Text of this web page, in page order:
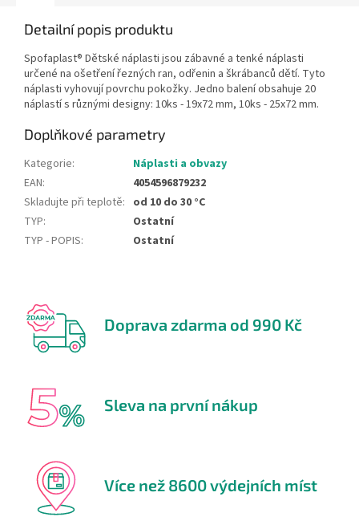
Detailní popis produktu
Spofaplast® Dětské náplasti jsou zábavné a tenké náplasti
určené na ošetření řezných ran, odřenin a škrábanců dětí. Tyto
náplasti vyhovují povrchu pokožky. Jedno balení obsahuje 20
náplastí s různými designy: 10ks - 19x72 mm, 10ks - 25x72 mm.
Doplňkové parametry
Kategorie:
Náplasti a obvazy
EAN:
4054596879232
Skladujte při teplotě: od 10 do 30 °C
TYP:
Ostatní
TYP - POPIS: Ostatní
Doprava zdarma od 990 Kč
Sleva na první nákup
Více než 8600 výdejních míst